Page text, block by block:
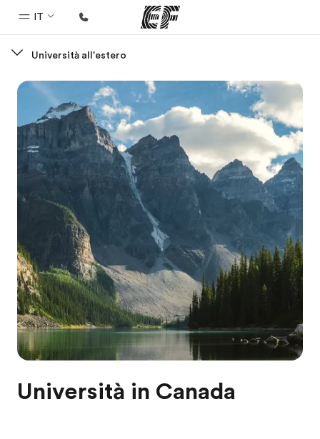
IT
Benvenuto alla EF
Programmi
Vedi la nostra offerta
Uffici
Trova l'ufficio più vicino
La nostra organizzazione
Carriera
Lavora con noi
Università all'estero
Università in Canada